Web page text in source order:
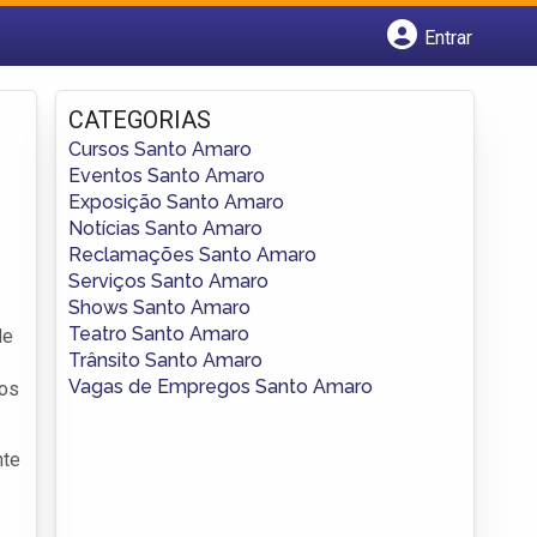
Entrar
Fazer login
Criar conta
CATEGORIAS
Cursos Santo Amaro
Eventos Santo Amaro
Exposição Santo Amaro
Notícias Santo Amaro
Reclamações Santo Amaro
Serviços Santo Amaro
Shows Santo Amaro
Teatro Santo Amaro
Trânsito Santo Amaro
Vagas de Empregos Santo Amaro